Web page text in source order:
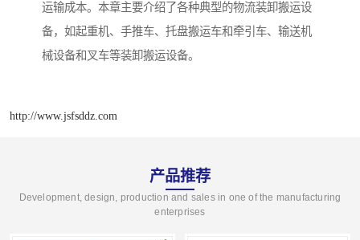
运输成本。本章主要介绍了各种典型的物流装卸搬运设
备，如起重机、手推车、托盘搬运车和牵引车、输送机
械设备和叉车等装卸搬运设备。
http://www.jsfsddz.com
产品推荐
Development, design, production and sales in one of the manufacturing
enterprises